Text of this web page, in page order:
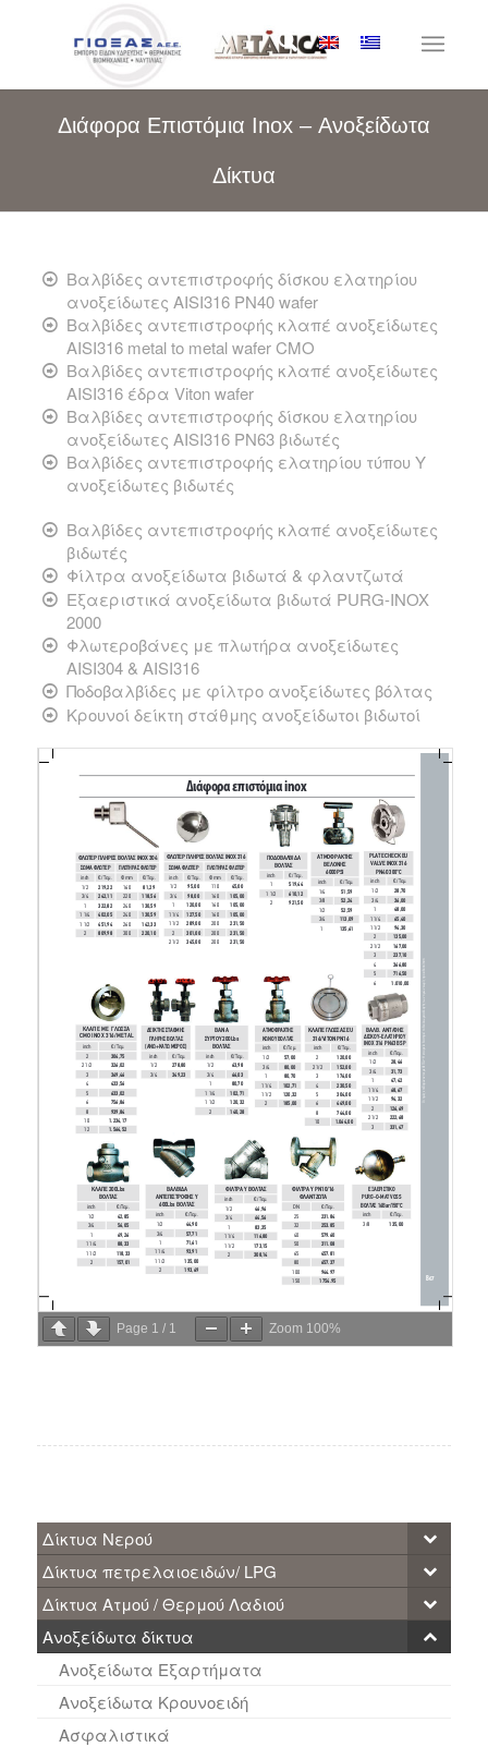
Διάφορα Επιστόμια Inox – Ανοξείδωτα
Δίκτυα
Βαλβίδες αντεπιστροφής δίσκου ελατηρίου
ανοξείδωτες AISI316 PN40 wafer
Βαλβίδες αντεπιστροφής κλαπέ ανοξείδωτες
AISI316 metal to metal wafer CMO
Βαλβίδες αντεπιστροφής κλαπέ ανοξείδωτες
AISI316 έδρα Viton wafer
Βαλβίδες αντεπιστροφής δίσκου ελατηρίου
ανοξείδωτες AISI316 PN63 βιδωτές
Βαλβίδες αντεπιστροφής ελατηρίου τύπου Υ
ανοξείδωτες βιδωτές
Βαλβίδες αντεπιστροφής κλαπέ ανοξείδωτες
βιδωτές
Φίλτρα ανοξείδωτα βιδωτά & φλαντζωτά
Εξαεριστικά ανοξείδωτα βιδωτά PURG-INOX
2000
Φλωτεροβάνες με πλωτήρα ανοξείδωτες
AISI304 & AISI316
Ποδοβαλβίδες με φίλτρο ανοξείδωτες βόλτας
Κρουνοί δείκτη στάθμης ανοξείδωτοι βιδωτοί
Page 1 / 1 Zoom 100%
Δίκτυα Νερού
Δίκτυα πετρελαιοειδών/ LPG
Δίκτυα Ατμού / Θερμού Λαδιού
Ανοξείδωτα δίκτυα
Ανοξείδωτα Εξαρτήματα
Ανοξείδωτα Kρουνοειδή
Ασφαλιστικά